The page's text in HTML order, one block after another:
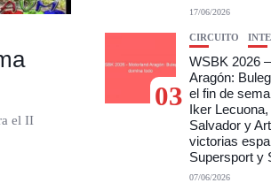
el II
17/06/2026
03
CIRCUITO
WSBK 2026
Aragón:
el fin de
Iker
Salvador y
victorias
Supersport y
07/06/2026